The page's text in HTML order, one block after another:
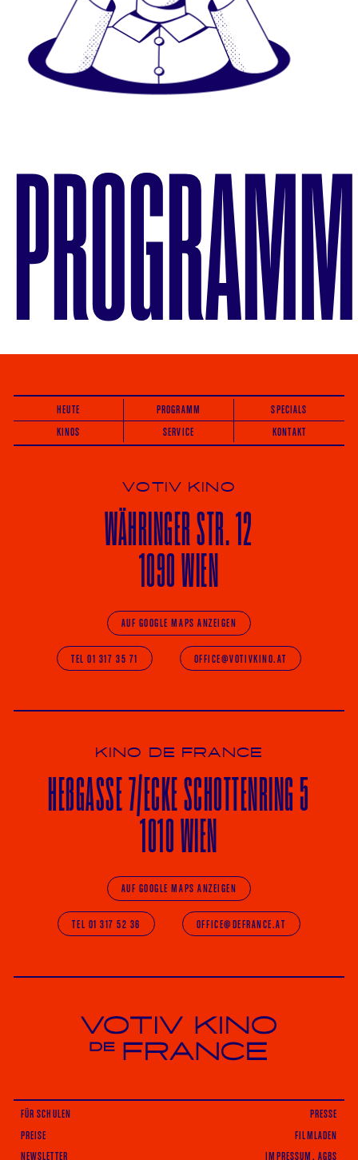
PROGRAMM
HEUTE PROGRAMM
SPECIALS
KINOS
SERVICE KONTAKT
VOTIV KINO
WÄHRINGERSTR. 12
1090 WIEN
AUF GOOGLE MAPS ANZEIGEN
TEL 01 317 35 71 OFFICE@VOTIVKINO.AT
KINO DE FRANCE
HEßGASSE 7/ECKESCHOTTENRING 5
1010 WIEN
AUF GOOGLE MAPS ANZEIGEN
TEL 01 317 52 36 OFFICE@DEFRANCE.AT
Votiv Kino und Kino De France in Wien
FÜR SCHULEN
PRESSE
PREISE
FILMLADEN
NEWSLETTER
IMPRESSUM, AGBS